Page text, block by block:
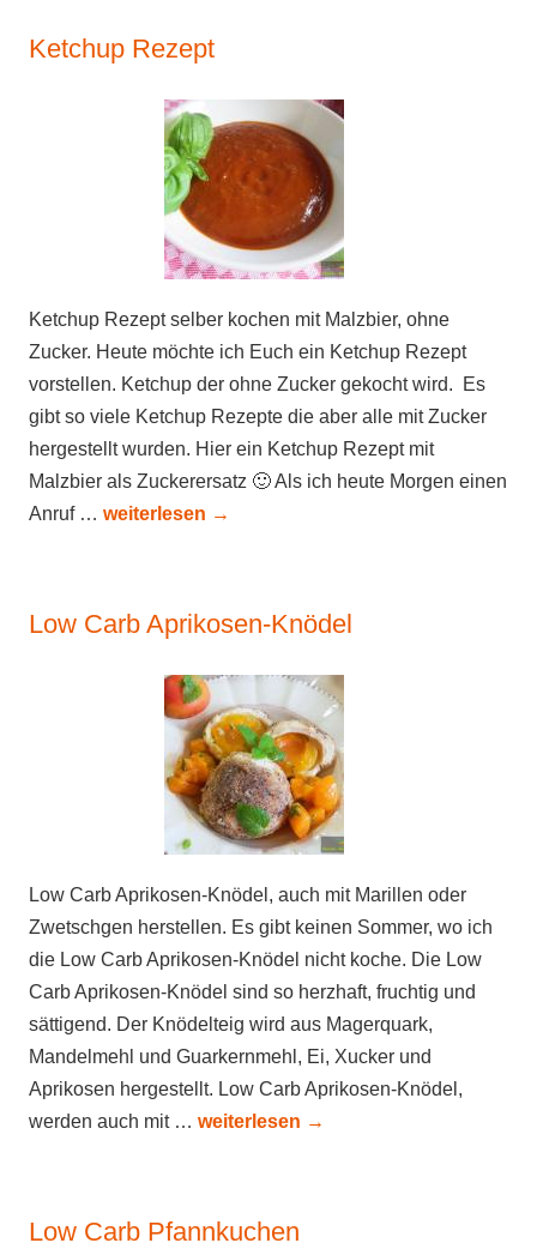
Ketchup Rezept
Ketchup Rezept selber kochen mit Malzbier, ohne
Zucker. Heute möchte ich Euch ein Ketchup Rezept
vorstellen. Ketchup der ohne Zucker gekocht wird. Es
gibt so viele Ketchup Rezepte die aber alle mit Zucker
hergestellt wurden. Hier ein Ketchup Rezept mit
Malzbier als Zuckerersatz 🙂 Als ich heute Morgen einen
Anruf … weiterlesen →
Low Carb Aprikosen-Knödel
Low Carb Aprikosen-Knödel, auch mit Marillen oder
Zwetschgen herstellen. Es gibt keinen Sommer, wo ich
die Low Carb Aprikosen-Knödel nicht koche. Die Low
Carb Aprikosen-Knödel sind so herzhaft, fruchtig und
sättigend. Der Knödelteig wird aus Magerquark,
Mandelmehl und Guarkernmehl, Ei, Xucker und
Aprikosen hergestellt. Low Carb Aprikosen-Knödel,
werden auch mit … weiterlesen →
Low Carb Pfannkuchen